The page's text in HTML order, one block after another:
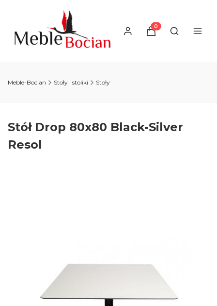
Produkty w
Otwórz
Meble-Bocian Stoły i stoliki Stoły
Stół Drop 80x80 Black-Silver
Resol